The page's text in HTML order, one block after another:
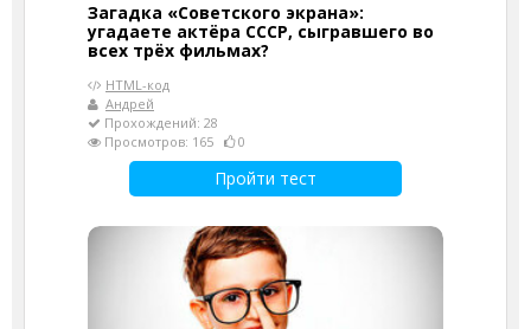
Загадка «Советского экрана»:
угадаете актёра СССР, сыгравшего во
всех трёх фильмах?
HTML-код
Андрей
Прохождений: 28
Просмотров: 165
0
Пройти тест